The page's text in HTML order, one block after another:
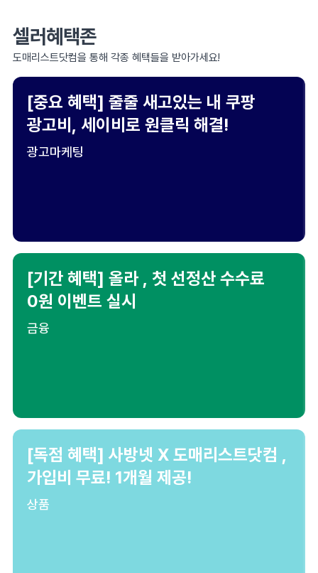
셀러혜택존
도매리스트닷컴을 통해 각종 혜택들을 받아가세요!
[중요 혜택] 줄줄 새고있는 내 쿠팡
광고비, 세이비로 원클릭 해결!
광고마케팅
[기간 혜택] 올라 , 첫 선정산 수수료
0원 이벤트 실시
금융
[독점 혜택] 사방넷 X 도매리스트닷컴 ,
가입비 무료! 1개월 제공!
상품